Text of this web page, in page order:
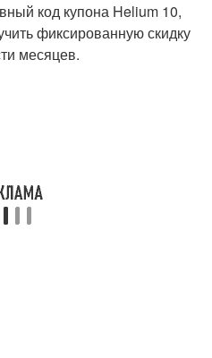
код купона Helium 10,
фиксированную скидку
месяцев.